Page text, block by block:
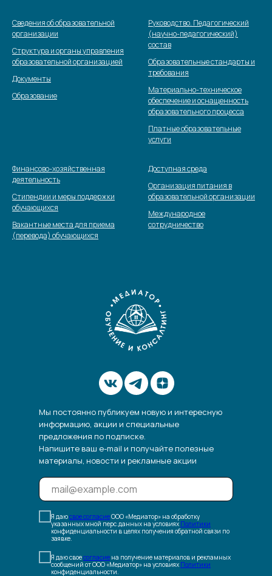
Сведения об образовательной
организации
Структура и органы управления
образовательной организацией
Документы
Образование
Руководство. Педагогический
(научно-педагогический)
состав
Образовательные стандарты и
требования
Материально-техническое
обеспечение и оснащенность
образовательного процесса
Платные образовательные
услуги
Финансово-хозяйственная
деятельность
Стипендии и меры поддержки
обучающихся
Вакантные места для приема
(перевода) обучающихся
Доступная среда
Организация питания в
образовательной организации
Международное
сотрудничество
Мы постоянно публикуем новую и интересную
информацию, акции и специальные
предложения по подписке.
Напишите ваш e-mail и получайте полезные
материалы, новости и рекламные акции
Я даюсвое согласиеООО «Медиатор» на обработку
указанных мной перс.данных на условиях Политики
конфиденциальности в целях получения обратной связи по
заявке.
Я даю своесогласие на получение материалов и рекламных
сообщений от ООО «Медиатор» на условиях Политики
конфиденциальности.